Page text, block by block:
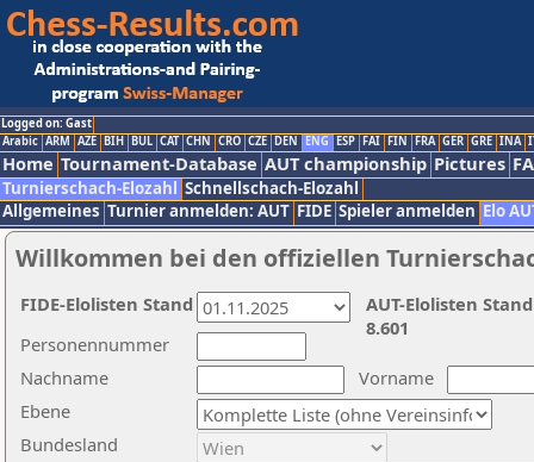
Logged on: Gast
Arabic ARM AZE BIH BUL CAT CHN CRO CZE DEN ENG ESP FAI FIN FRA GER GRE INA
Home Tournament-Database AUT championship Pictures
Turnierschach-Elozahl Schnellschach-Elozahl
Allgemeines Turnier anmelden: AUT FIDE Spieler anmelden Elo
Willkommen bei den offiziellen
Nachname
Vorname
Ebene
Personennummer
Bundesland
AUT-Elolisten
8.601
FIDE-Elolisten Stand